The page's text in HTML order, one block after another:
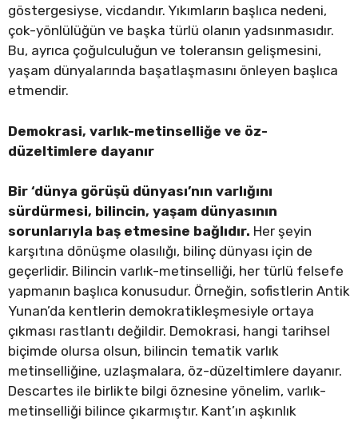
göstergesiyse, vicdandır. Yıkımların başlıca nedeni,
çok-yönlülüğün ve başka türlü olanın yadsınmasıdır.
Bu, ayrıca çoğulculuğun ve toleransın gelişmesini,
yaşam dünyalarında başatlaşmasını önleyen başlıca
etmendir.
Demokrasi, varlık-metinselliğe ve öz-
düzeltimlere dayanır
Bir ‘dünya görüşü dünyası’nın varlığını
sürdürmesi, bilincin, yaşam dünyasının
sorunlarıyla baş etmesine bağlıdır. Her şeyin
karşıtına dönüşme olasılığı, bilinç dünyası için de
geçerlidir. Bilincin varlık-metinselliği, her türlü felsefe
yapmanın başlıca konusudur. Örneğin, sofistlerin Antik
Yunan’da kentlerin demokratikleşmesiyle ortaya
çıkması rastlantı değildir. Demokrasi, hangi tarihsel
biçimde olursa olsun, bilincin tematik varlık
metinselliğine, uzlaşmalara, öz-düzeltimlere dayanır.
Descartes ile birlikte bilgi öznesine yönelim, varlık-
metinselliği bilince çıkarmıştır. Kant’ın aşkınlık